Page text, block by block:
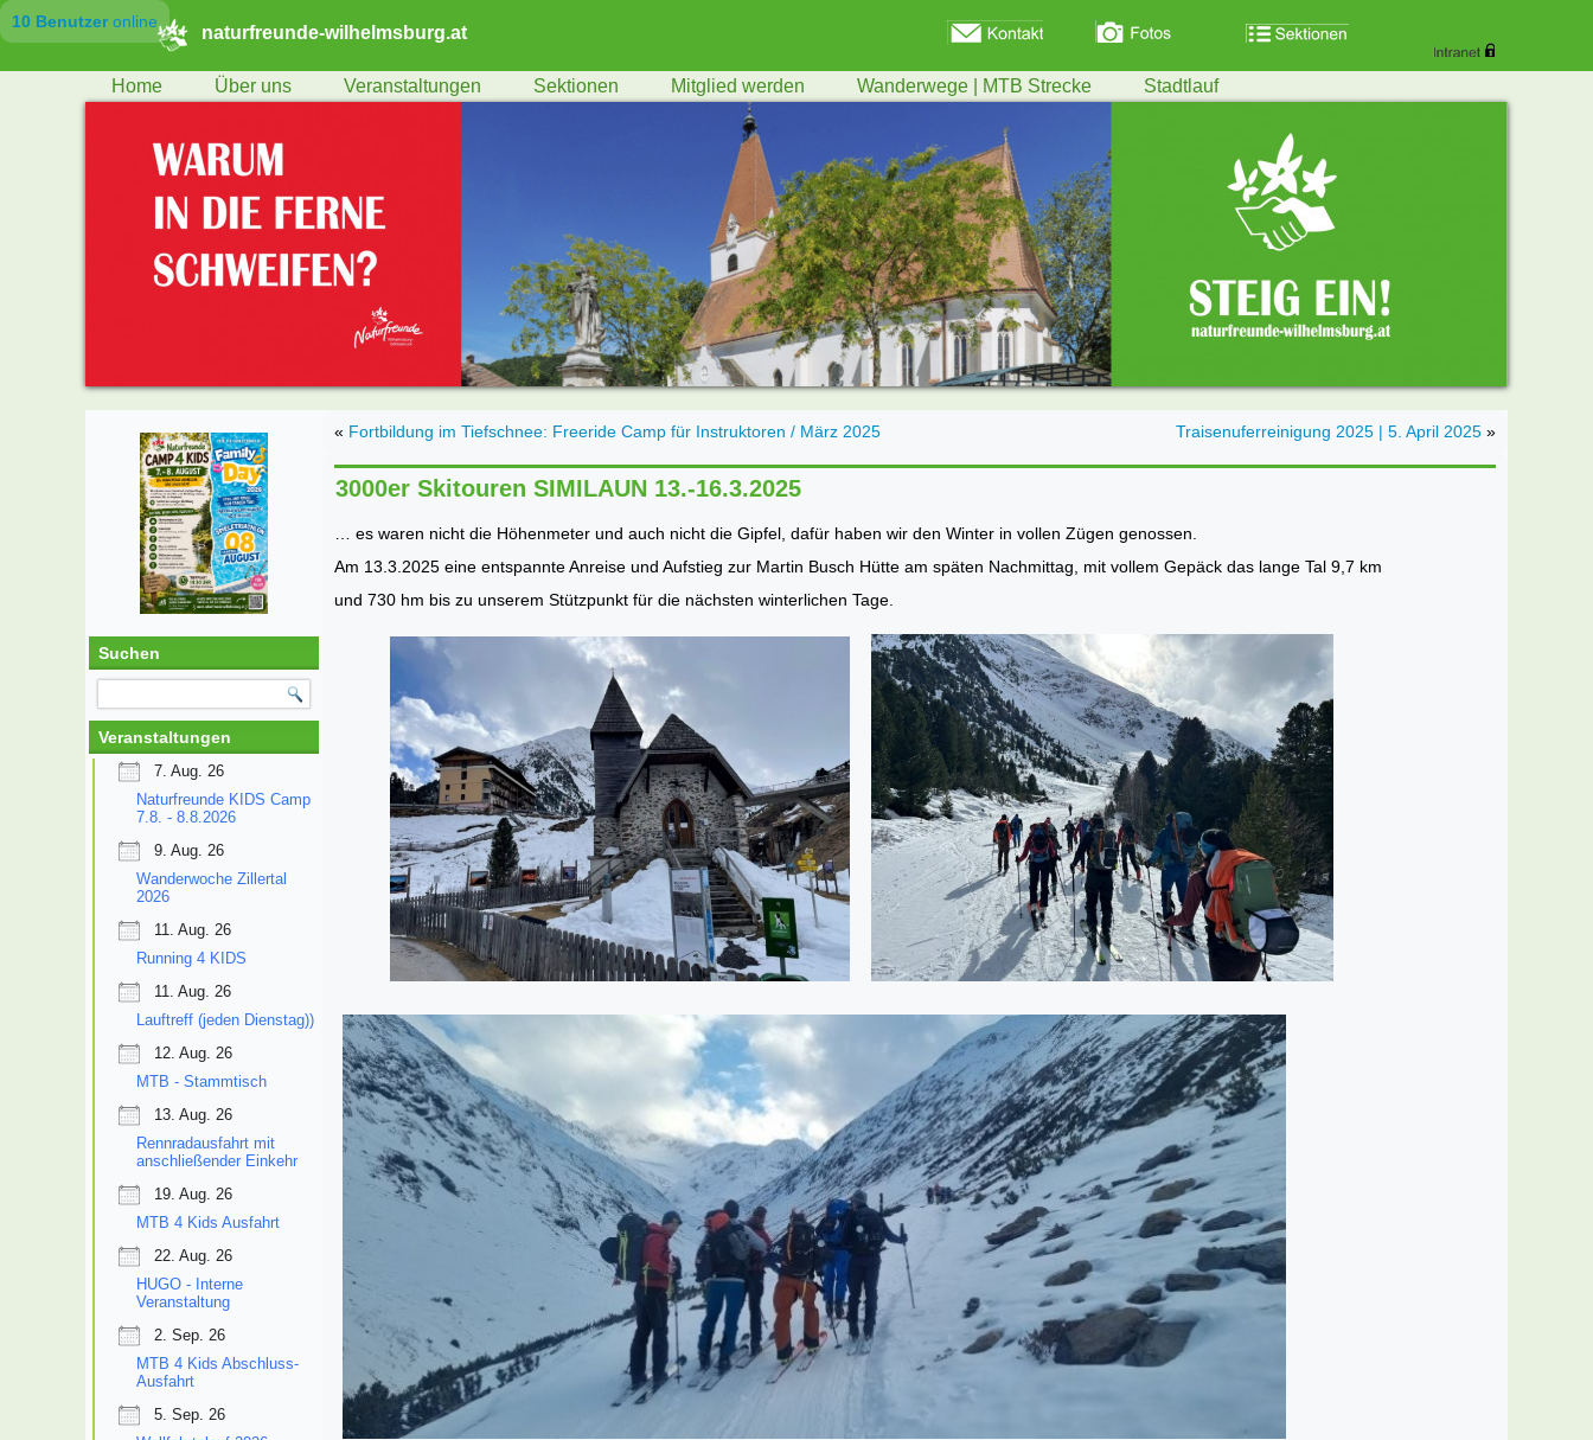
10 Benutzeronline
naturfreunde-wilhelmsburg.at
Home Über uns Veranstaltungen Sektionen Mitglied werden Wanderwege | MTB Strecke Stadtlauf
Suchen
Veranstaltungen
7. Aug. 26
Naturfreunde KIDS Camp
7.8. - 8.8.2026
9. Aug. 26
Wanderwoche Zillertal
2026
11. Aug. 26
Running 4 KIDS
11. Aug. 26
Lauftreff (jeden Dienstag))
12. Aug. 26
MTB - Stammtisch
13. Aug. 26
Rennradausfahrt mit
anschließender Einkehr
19. Aug. 26
MTB 4 Kids Ausfahrt
22. Aug. 26
HUGO - Interne
Veranstaltung
2. Sep. 26
MTB 4 Kids Abschluss-
Ausfahrt
5. Sep. 26
« Fortbildung im Tiefschnee: Freeride Camp für Instruktoren / März 2025 Traisenuferreinigung 2025 | 5. April 2025 »
3000er Skitouren SIMILAUN 13.-16.3.2025
… es waren nicht die Höhenmeter und auch nicht die Gipfel, dafür haben wir den Winter in vollen Zügen genossen.
Am 13.3.2025 eine entspannte Anreise und Aufstieg zur Martin Busch Hütte am späten Nachmittag, mit vollem Gepäck das lange Tal 9,7 km
und 730 hm bis zu unserem Stützpunkt für die nächsten winterlichen Tage.